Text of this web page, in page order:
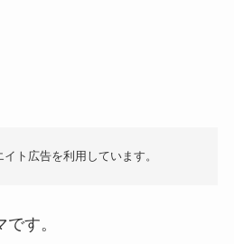
ト広告を利用しています。
す。